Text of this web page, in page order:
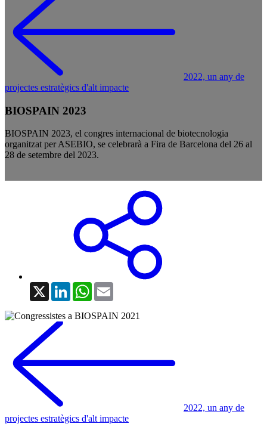
2022, un any de
projectes estratègics d'alt impacte
BIOSPAIN 2023
BIOSPAIN 2023, el congres internacional de biotecnologia
organitzat per ASEBIO, se celebrarà a Fira de Barcelona del 26 al
28 de setembre del 2023.
X LinkedInWhatsApp
2022, un any de
projectes estratègics d'alt impacte